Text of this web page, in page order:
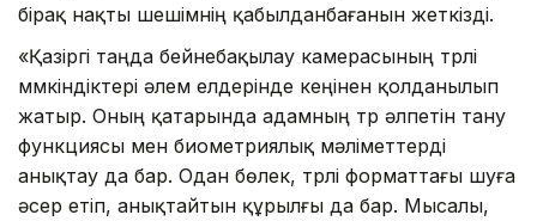
бірақ нақты шешімнің қабылданбағанын жеткізді.
«Қазіргі таңда бейнебақылау камерасының түрлі
мүмкіндіктері әлем елдерінде кеңінен қолданылып
жатыр. Оның қатарында адамның түр әлпетін тану
функциясы мен биометриялық мәліметтерді
анықтау да бар. Одан бөлек, түрлі форматтағы шуға
әсер етіп, анықтайтын құрылғы да бар. Мысалы,